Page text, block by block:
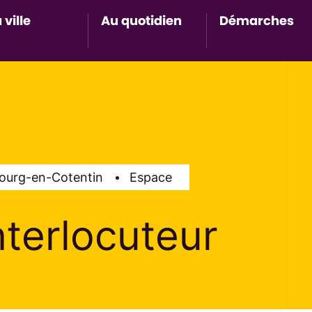
ville Au quotidien Démarches
en-Cotentin
Espace